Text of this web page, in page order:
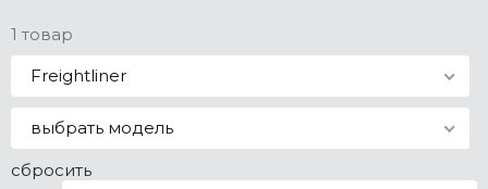
1 товар
Freightliner
выбрать модель
сбросить